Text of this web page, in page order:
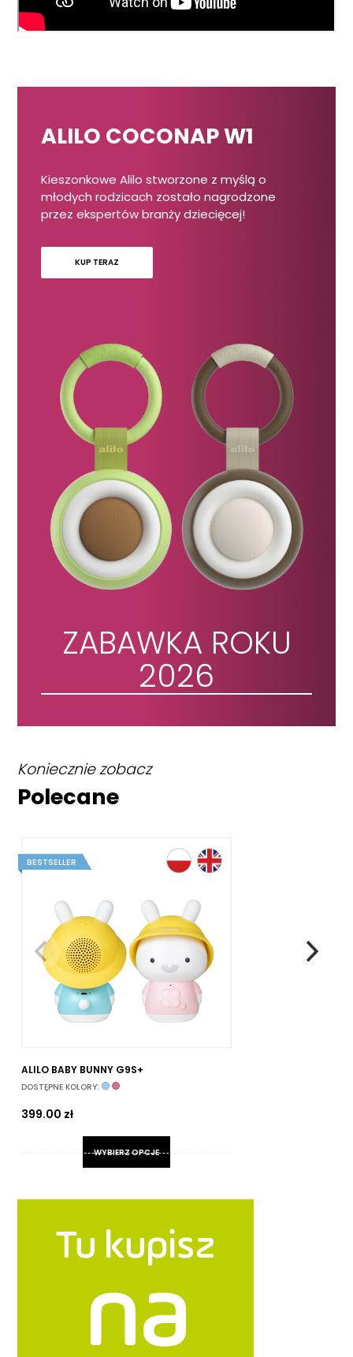
ALILO COCONAP W1
Kieszonkowe Alilo stworzone z myślą o
młodych rodzicach zostało nagrodzone
przez ekspertów branży dziecięcej!
KUP TERAZ
ZABAWKA ROKU
2026
Koniecznie zobacz
Polecane
ALILO BABY BUNNY G9S+
DOSTĘPNE KOLORY:
399.00 zł
WYBIERZ OPCJE
wariantów.
Opcje
można
wybrać
stronie